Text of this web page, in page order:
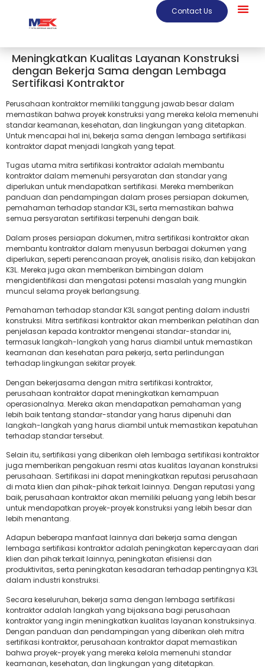
Contact Us
Meningkatkan Kualitas Layanan Konstruksi
dengan Bekerja Sama dengan Lembaga
Sertifikasi Kontraktor
Perusahaan kontraktor memiliki tanggung jawab besar dalam
memastikan bahwa proyek konstruksi yang mereka kelola memenuhi
standar keamanan, kesehatan, dan lingkungan yang ditetapkan.
Untuk mencapai hal ini, bekerja sama dengan lembaga sertifikasi
kontraktor dapat menjadi langkah yang tepat.
Tugas utama mitra sertifikasi kontraktor adalah membantu
kontraktor dalam memenuhi persyaratan dan standar yang
diperlukan untuk mendapatkan sertifikasi. Mereka memberikan
panduan dan pendampingan dalam proses persiapan dokumen,
pemahaman terhadap standar K3L, serta memastikan bahwa
semua persyaratan sertifikasi terpenuhi dengan baik.
Dalam proses persiapan dokumen, mitra sertifikasi kontraktor akan
membantu kontraktor dalam menyusun berbagai dokumen yang
diperlukan, seperti perencanaan proyek, analisis risiko, dan kebijakan
K3L. Mereka juga akan memberikan bimbingan dalam
mengidentifikasi dan mengatasi potensi masalah yang mungkin
muncul selama proyek berlangsung.
Pemahaman terhadap standar K3L sangat penting dalam industri
konstruksi. Mitra sertifikasi kontraktor akan memberikan pelatihan dan
penjelasan kepada kontraktor mengenai standar-standar ini,
termasuk langkah-langkah yang harus diambil untuk memastikan
keamanan dan kesehatan para pekerja, serta perlindungan
terhadap lingkungan sekitar proyek.
Dengan bekerjasama dengan mitra sertifikasi kontraktor,
perusahaan kontraktor dapat meningkatkan kemampuan
operasionalnya. Mereka akan mendapatkan pemahaman yang
lebih baik tentang standar-standar yang harus dipenuhi dan
langkah-langkah yang harus diambil untuk memastikan kepatuhan
terhadap standar tersebut.
Selain itu, sertifikasi yang diberikan oleh lembaga sertifikasi kontraktor
juga memberikan pengakuan resmi atas kualitas layanan konstruksi
perusahaan. Sertifikasi ini dapat meningkatkan reputasi perusahaan
di mata klien dan pihak-pihak terkait lainnya. Dengan reputasi yang
baik, perusahaan kontraktor akan memiliki peluang yang lebih besar
untuk mendapatkan proyek-proyek konstruksi yang lebih besar dan
lebih menantang.
Adapun beberapa manfaat lainnya dari bekerja sama dengan
lembaga sertifikasi kontraktor adalah peningkatan kepercayaan dari
klien dan pihak terkait lainnya, peningkatan efisiensi dan
produktivitas, serta peningkatan kesadaran terhadap pentingnya K3L
dalam industri konstruksi.
Secara keseluruhan, bekerja sama dengan lembaga sertifikasi
kontraktor adalah langkah yang bijaksana bagi perusahaan
kontraktor yang ingin meningkatkan kualitas layanan konstruksinya.
Dengan panduan dan pendampingan yang diberikan oleh mitra
sertifikasi kontraktor, perusahaan kontraktor dapat memastikan
bahwa proyek-proyek yang mereka kelola memenuhi standar
keamanan, kesehatan, dan lingkungan yang ditetapkan.